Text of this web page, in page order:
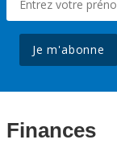
Je m'abonne
Finances